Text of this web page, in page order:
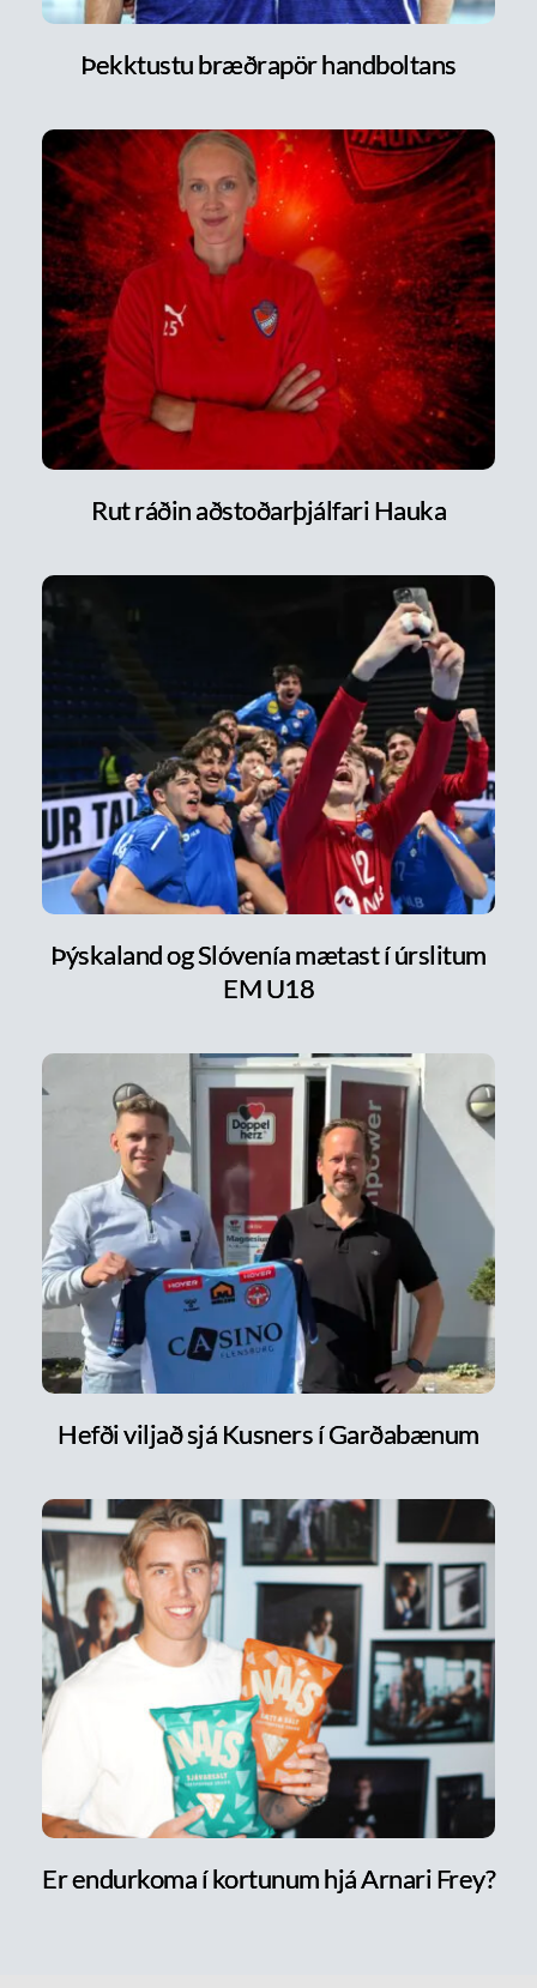
Þekktustu bræðrapör handboltans
Rut ráðin aðstoðarþjálfari Hauka
Þýskaland og Slóvenía mætast í úrslitum
EM U18
Hefði viljað sjá Kusners í Garðabænum
Er endurkoma í kortunum hjá Arnari Frey?